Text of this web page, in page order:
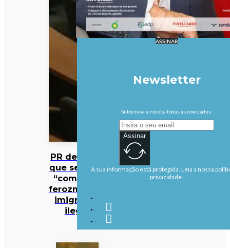
PR defende
que se deve
“combater
ferozmente”
imigração
ilegal
ASSINAR
Newsletter
Subscreva e receba todas as novidades.
Assinar
A sua informação está protegida. Leia a nossa
privacidade.